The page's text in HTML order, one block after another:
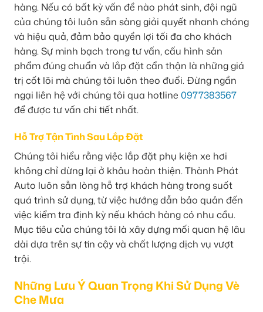
hàng. Nếu có bất kỳ vấn đề nào phát sinh, đội ngũ
của chúng tôi luôn sẵn sàng giải quyết nhanh chóng
và hiệu quả, đảm bảo quyền lợi tối đa cho khách
hàng. Sự minh bạch trong tư vấn, cấu hình sản
phẩm đúng chuẩn và lắp đặt cẩn thận là những giá
trị cốt lõi mà chúng tôi luôn theo đuổi. Đừng ngần
ngại liên hệ với chúng tôi qua hotline 0977383567
để được tư vấn chi tiết nhất.
Hỗ Trợ Tận Tình Sau Lắp Đặt
Chúng tôi hiểu rằng việc lắp đặt phụ kiện xe hơi
không chỉ dừng lại ở khâu hoàn thiện. Thành Phát
Auto luôn sẵn lòng hỗ trợ khách hàng trong suốt
quá trình sử dụng, từ việc hướng dẫn bảo quản đến
việc kiểm tra định kỳ nếu khách hàng có nhu cầu.
Mục tiêu của chúng tôi là xây dựng mối quan hệ lâu
dài dựa trên sự tin cậy và chất lượng dịch vụ vượt
trội.
Những Lưu Ý Quan Trọng Khi Sử Dụng Vè
Che Mưa